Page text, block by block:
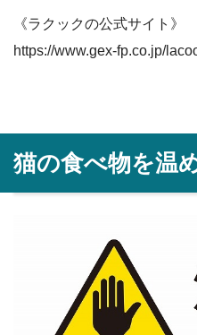
《ラクックの公式サイト》
https://www.gex-fp.co.jp/
猫の食べ物を温